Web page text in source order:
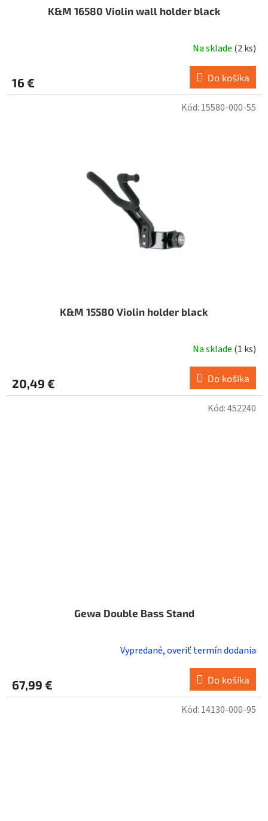
K&M 16580 Violin wall holder black
Na sklade (2 ks)
16 € Do košíka
K&M 15580 Violin holder black
Na sklade (1 ks)
20,49 € Do košíka
Kód: 15580-000-55
Gewa Double Bass Stand
Vypredané, overiť termín dodania
67,99 € Do košíka
Kód:452240
Kód: 14130-000-95